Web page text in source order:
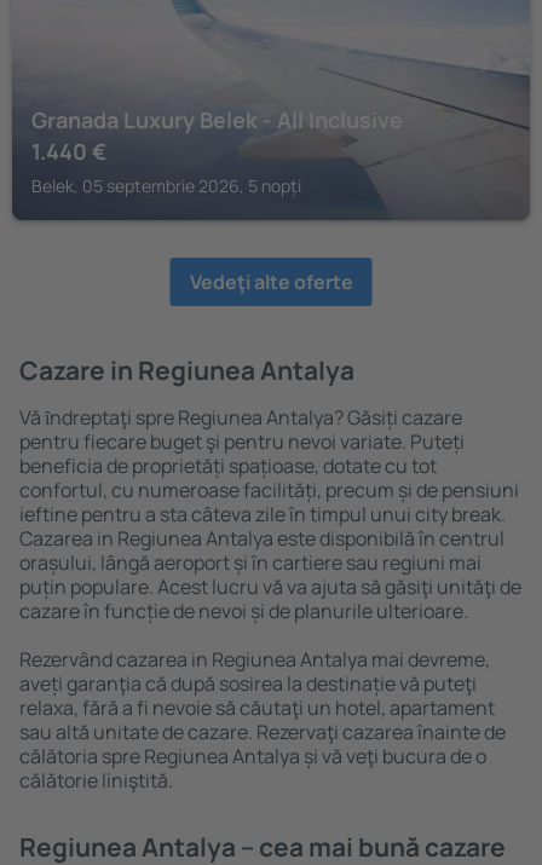
Granada Luxury Belek - All Inclusive
1.440 €
Belek, 05 septembrie 2026, 5 nopți
Vedeţi alte oferte
Cazare in Regiunea Antalya
Vă ȋndreptaţi spre Regiunea Antalya? Găsiți cazare
pentru fiecare buget şi pentru nevoi variate. Puteți
beneficia de proprietăți spațioase, dotate cu tot
confortul, cu numeroase facilități, precum și de pensiuni
ieftine pentru a sta câteva zile în timpul unui city break.
Cazarea in Regiunea Antalya este disponibilă în centrul
orașului, lângă aeroport și în cartiere sau regiuni mai
puțin populare. Acest lucru vă va ajuta să găsiţi unităţi de
cazare în funcție de nevoi și de planurile ulterioare.
Rezervând cazarea in Regiunea Antalya mai devreme,
aveți garanţia că după sosirea la destinație vă puteţi
relaxa, fără a fi nevoie să căutaţi un hotel, apartament
sau altă unitate de cazare. Rezervaţi cazarea înainte de
călătoria spre Regiunea Antalya și vă veţi bucura de o
călătorie liniştită.
Regiunea Antalya – cea mai bună cazare